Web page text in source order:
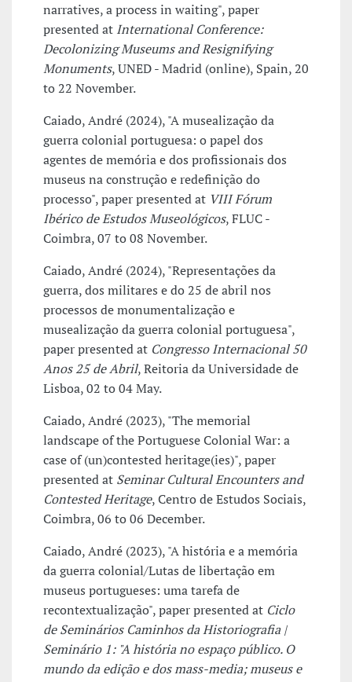
narratives, a process in waiting", paper
presented at International Conference:
Decolonizing Museums and Resignifying
Monuments, UNED - Madrid (online), Spain, 20
to 22 November.
Caiado, André (2024), "A musealização da
guerra colonial portuguesa: o papel dos
agentes de memória e dos profissionais dos
museus na construção e redefinição do
processo", paper presented at VIII Fórum
Ibérico de Estudos Museológicos, FLUC -
Coimbra, 07 to 08 November.
Caiado, André (2024), "Representações da
guerra, dos militares e do 25 de abril nos
processos de monumentalização e
musealização da guerra colonial portuguesa",
paper presented at Congresso Internacional 50
Anos 25 de Abril, Reitoria da Universidade de
Lisboa, 02 to 04 May.
Caiado, André (2023), "The memorial
landscape of the Portuguese Colonial War: a
case of (un)contested heritage(ies)", paper
presented at Seminar Cultural Encounters and
Contested Heritage, Centro de Estudos Sociais,
Coimbra, 06 to 06 December.
Caiado, André (2023), "A história e a memória
da guerra colonial/Lutas de libertação em
museus portugueses: uma tarefa de
recontextualização", paper presented at Ciclo
de Seminários Caminhos da Historiografia |
Seminário 1: "A história no espaço público. O
mundo da edição e dos mass-media; museus e